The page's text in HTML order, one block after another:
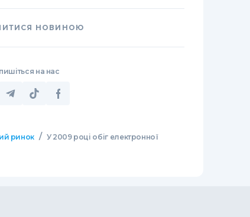
НОВИНОЮ
на нас
ринок / У 2009 році обіг електронної